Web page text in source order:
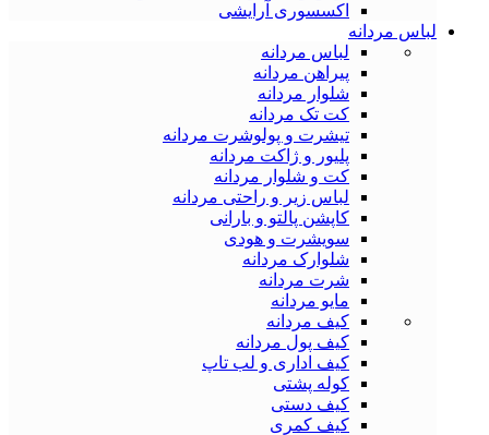
اکسسوری آرایشی
لباس مردانه
لباس مردانه
پیراهن مردانه
شلوار مردانه
کت تک مردانه
تیشرت و پولوشرت مردانه
پلیور و ژاکت مردانه
کت و شلوار مردانه
لباس زیر و راحتی مردانه
کاپشن پالتو و بارانی
سویشرت و هودی
شلوارک مردانه
شرت مردانه
مایو مردانه
کیف مردانه
کیف پول مردانه
کیف اداری و لب تاپ
کوله پشتی
کیف دستی
کیف کمری